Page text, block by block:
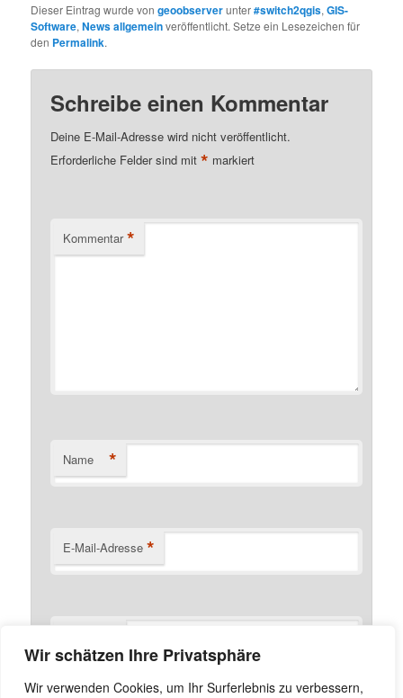
Wir schätzen Ihre Privatsphäre
Wir verwenden Cookies, um Ihr Surferlebnis zu verbessern,
Dieser Eintrag wurde vongeoobserverunter#switch2qgis,GIS-
Software,News allgemeinveröffentlicht. Setze ein Lesezeichen für
den Permalink.
Schreibe einen Kommentar
Deine E-Mail-Adresse wird nicht veröffentlicht.
Erforderliche Felder sind mit* markiert
Kommentar *
Name *
E-Mail-Adresse *
Name, E-Mail-Adresse und Website in diesem Browser